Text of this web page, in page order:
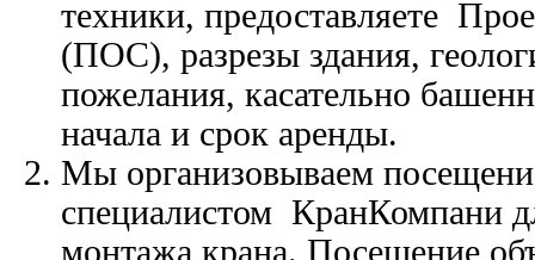
техники, предоставляете
(ПОС), разрезы здания,
пожелания, касательно
начала и срок аренды.
Мы организовываем
специалистом КранКомпани
монтажа крана. Посещение